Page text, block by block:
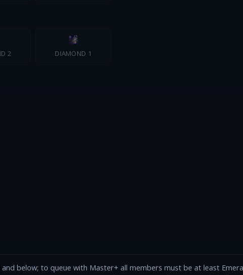
2 DIAMOND 1
below; to queue with Master+ all members must be at least